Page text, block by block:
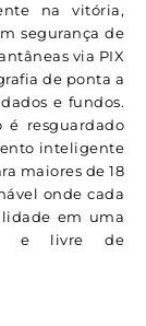
na vitória,
segurança de
via PIX
de ponta a
e fundos.
é resguardado
inteligente
maiores de 18
onde cada
em uma
e livre de